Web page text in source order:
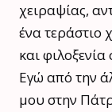
χειραψίας,
ένα τεράστιο
και
Εγώ από την
μου στην